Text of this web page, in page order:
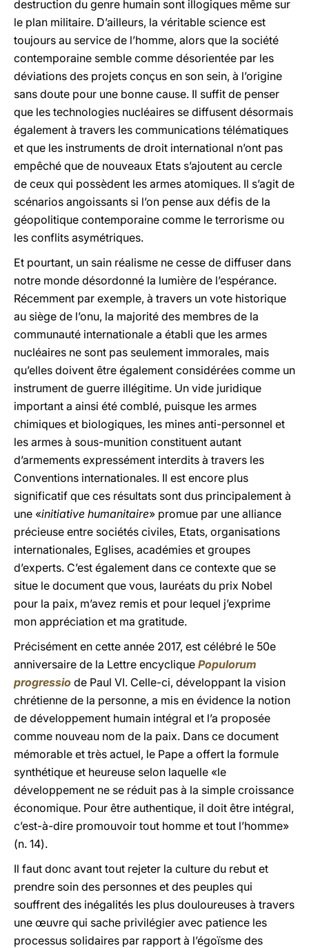
destruction du genre humain sont illogiques même sur
le plan militaire. D’ailleurs, la véritable science est
toujours au service de l’homme, alors que la société
contemporaine semble comme désorientée par les
déviations des projets conçus en son sein, à l’origine
sans doute pour une bonne cause. Il suffit de penser
que les technologies nucléaires se diffusent désormais
également à travers les communications télématiques
et que les instruments de droit international n’ont pas
empêché que de nouveaux Etats s’ajoutent au cercle
de ceux qui possèdent les armes atomiques. Il s’agit de
scénarios angoissants si l’on pense aux défis de la
géopolitique contemporaine comme le terrorisme ou
les conflits asymétriques.
Et pourtant, un sain réalisme ne cesse de diffuser dans
notre monde désordonné la lumière de l’espérance.
Récemment par exemple, à travers un vote historique
au siège de l’onu, la majorité des membres de la
communauté internationale a établi que les armes
nucléaires ne sont pas seulement immorales, mais
qu’elles doivent être également considérées comme un
instrument de guerre illégitime. Un vide juridique
important a ainsi été comblé, puisque les armes
chimiques et biologiques, les mines anti-personnel et
les armes à sous-munition constituent autant
d’armements expressément interdits à travers les
Conventions internationales. Il est encore plus
significatif que ces résultats sont dus principalement à
une «initiative humanitaire» promue par une alliance
précieuse entre sociétés civiles, Etats, organisations
internationales, Eglises, académies et groupes
d’experts. C’est également dans ce contexte que se
situe le document que vous, lauréats du prix Nobel
pour la paix, m’avez remis et pour lequel j’exprime
mon appréciation et ma gratitude.
Précisément en cette année 2017, est célébré le 50e
anniversaire de la Lettre encyclique Populorum
progressio de Paul VI. Celle-ci, développant la vision
chrétienne de la personne, a mis en évidence la notion
de développement humain intégral et l’a proposée
comme nouveau nom de la paix. Dans ce document
mémorable et très actuel, le Pape a offert la formule
synthétique et heureuse selon laquelle «le
développement ne se réduit pas à la simple croissance
économique. Pour être authentique, il doit être intégral,
c’est-à-dire promouvoir tout homme et tout l’homme»
(n. 14).
Il faut donc avant tout rejeter la culture du rebut et
prendre soin des personnes et des peuples qui
souffrent des inégalités les plus douloureuses à travers
une œuvre qui sache privilégier avec patience les
processus solidaires par rapport à l’égoïsme des